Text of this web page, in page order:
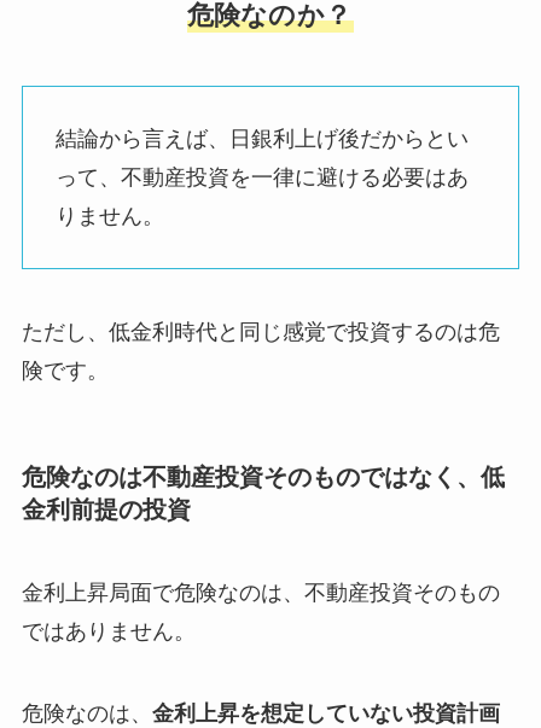
危険なのか？
結論から言えば、日銀利上げ後だからとい
って、不動産投資を一律に避ける必要はあ
りません。
ただし、低金利時代と同じ感覚で投資するのは危
険です。
危険なのは不動産投資そのものではなく、低
金利前提の投資
金利上昇局面で危険なのは、不動産投資そのもの
ではありません。
危険なのは、 金利上昇を想定していない投資計画